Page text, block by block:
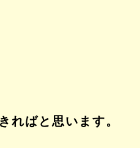
ればと思います。